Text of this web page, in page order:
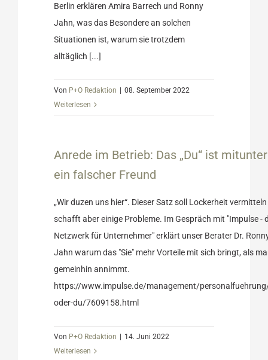
Berlin erklären Amira Barrech und Ronny
Jahn, was das Besondere an solchen
Situationen ist, warum sie trotzdem
alltäglich [...]
Von P+O Redaktion | 08. September 2022
Weiterlesen
Anrede im Betrieb: Das „Du“ ist mitunter
ein falscher Freund
„Wir duzen uns hier“. Dieser Satz soll Lockerheit
schafft aber einige Probleme. Im Gespräch mit "Impulse -
Netzwerk für Unternehmer" erklärt unser Berater Dr.
Jahn warum das "Sie" mehr Vorteile mit sich bringt, als
gemeinhin annimmt.
https://www.impulse.de/management/
oder-du/7609158.html
Von P+O Redaktion | 14. Juni 2022
Weiterlesen